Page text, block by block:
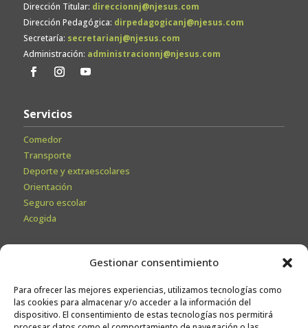
Gestionar consentimiento
Para ofrecer las mejores experiencias, utilizamos tecnologías como
las cookies para almacenar y/o acceder a la información del
dispositivo. El consentimiento de estas tecnologías nos permitirá
Dirección Titular: direccionnj@njesus.com
Dirección Pedagógica: dirpedagogicanj@njesus.com
Secretaría: secretarianj@njesus.com
Administración: administracionnj@njesus.com
Servicios
Comedor
Transporte
Deporte y extraescolares
Orientación
Seguro escolar
Acogida
Admisiones
Calendario escolar